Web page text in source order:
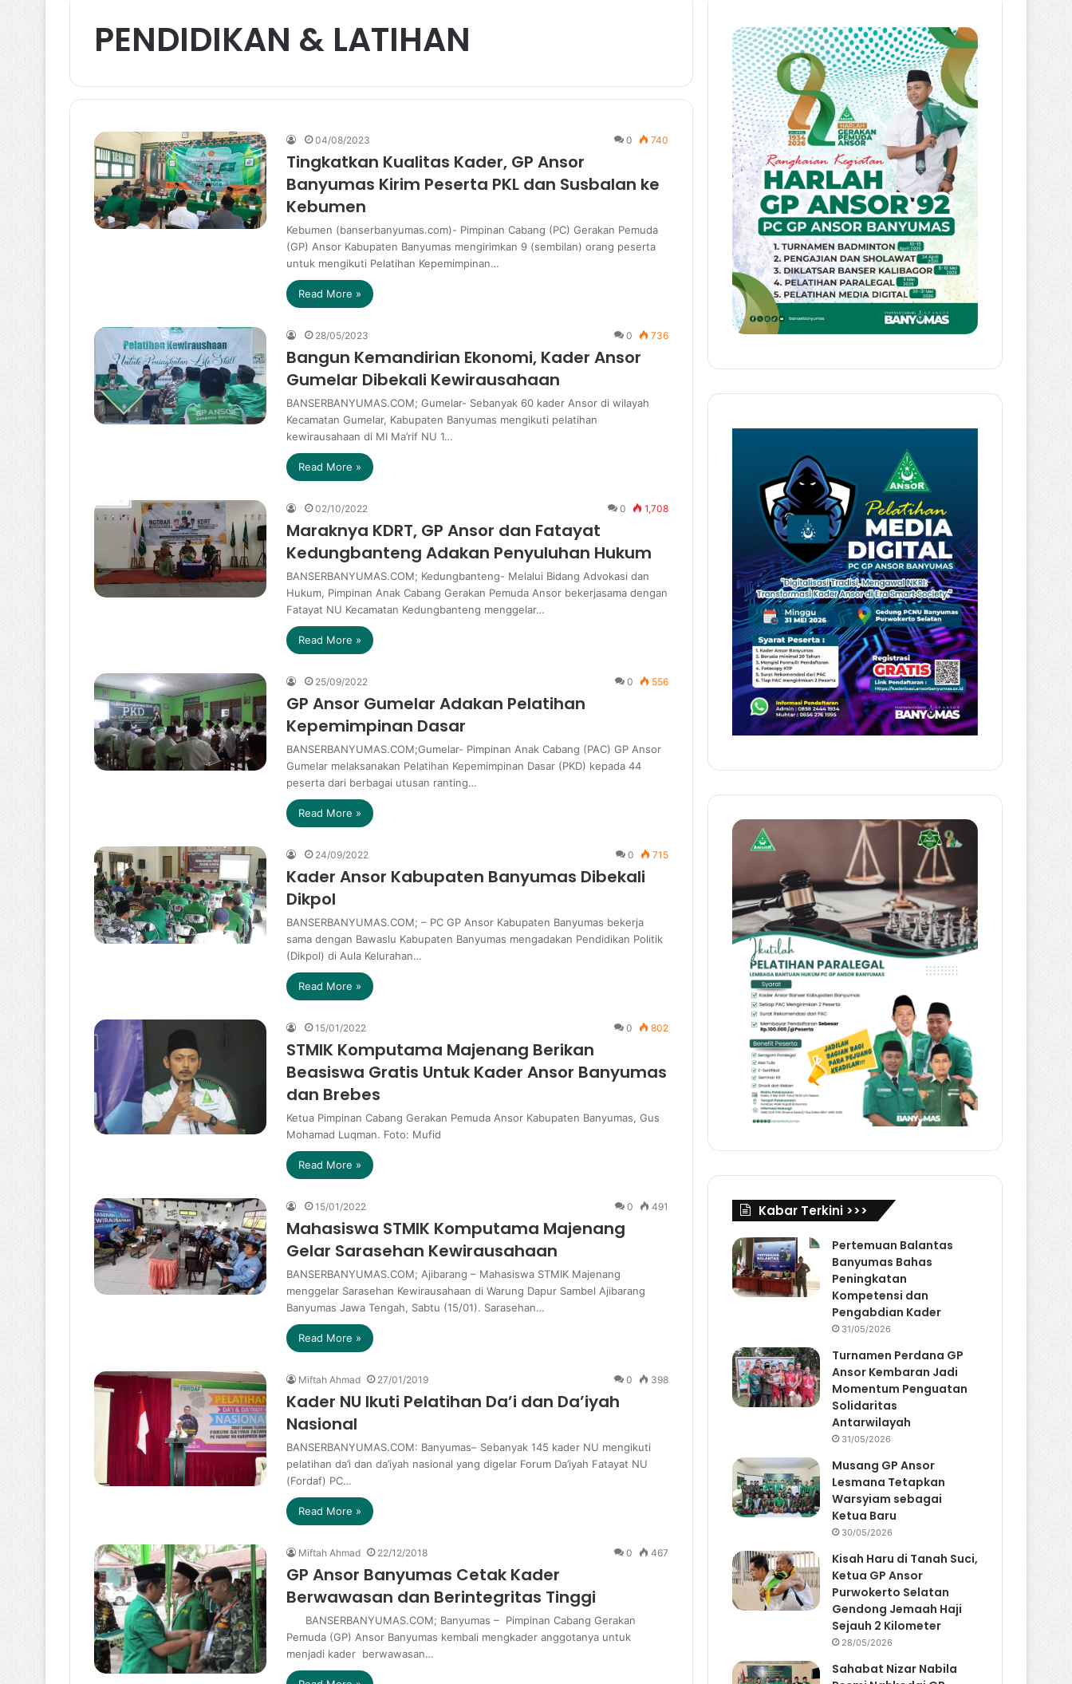
PENDIDIKAN & LATIHAN
04/08/2023 0 740
Tingkatkan Kualitas Kader, GP Ansor
Banyumas Kirim Peserta PKL dan Susbalan ke
Kebumen
Kebumen (banserbanyumas.com)- Pimpinan Cabang (PC) Gerakan Pemuda
(GP) Ansor Kabupaten Banyumas mengirimkan 9 (sembilan) orang peserta
untuk mengikuti Pelatihan Kepemimpinan…
Read More »
28/05/2023 0 736
Bangun Kemandirian Ekonomi, Kader Ansor
Gumelar Dibekali Kewirausahaan
BANSERBANYUMAS.COM; Gumelar- Sebanyak 60 kader Ansor di wilayah
Kecamatan Gumelar, Kabupaten Banyumas mengikuti pelatihan
kewirausahaan di MI Ma’rif NU 1…
Read More »
02/10/2022 0 1,708
Maraknya KDRT, GP Ansor dan Fatayat
Kedungbanteng Adakan Penyuluhan Hukum
BANSERBANYUMAS.COM; Kedungbanteng- Melalui Bidang Advokasi dan
Hukum, Pimpinan Anak Cabang Gerakan Pemuda Ansor bekerjasama dengan
Fatayat NU Kecamatan Kedungbanteng menggelar…
Read More »
25/09/2022 0 556
GP Ansor Gumelar Adakan Pelatihan
Kepemimpinan Dasar
BANSERBANYUMAS.COM;Gumelar- Pimpinan Anak Cabang (PAC) GP Ansor
Gumelar melaksanakan Pelatihan Kepemimpinan Dasar (PKD) kepada 44
peserta dari berbagai utusan ranting…
Read More »
24/09/2022 0 715
Kader Ansor Kabupaten Banyumas Dibekali
Dikpol
BANSERBANYUMAS.COM; – PC GP Ansor Kabupaten Banyumas bekerja
sama dengan Bawaslu Kabupaten Banyumas mengadakan Pendidikan Politik
(Dikpol) di Aula Kelurahan…
Read More »
15/01/2022 0 802
STMIK Komputama Majenang Berikan
Beasiswa Gratis Untuk Kader Ansor Banyumas
dan Brebes
Ketua Pimpinan Cabang Gerakan Pemuda Ansor Kabupaten Banyumas, Gus
Mohamad Luqman. Foto: Mufid
Read More »
15/01/2022 0 491
Mahasiswa STMIK Komputama Majenang
Gelar Sarasehan Kewirausahaan
BANSERBANYUMAS.COM; Ajibarang – Mahasiswa STMIK Majenang
menggelar Sarasehan Kewirausahaan di Warung Dapur Sambel Ajibarang
Banyumas Jawa Tengah, Sabtu (15/01). Sarasehan…
Read More »
Miftah Ahmad 27/01/2019 0 398
Kader NU Ikuti Pelatihan Da’i dan Da’iyah
Nasional
BANSERBANYUMAS.COM: Banyumas– Sebanyak 145 kader NU mengikuti
pelatihan da’i dan da’iyah nasional yang digelar Forum Da’iyah Fatayat NU
(Fordaf) PC…
Read More »
Miftah Ahmad 22/12/2018 0 467
GP Ansor Banyumas Cetak Kader
Berwawasan dan Berintegritas Tinggi
BANSERBANYUMAS.COM; Banyumas – Pimpinan Cabang Gerakan
Pemuda (GP) Ansor Banyumas kembali mengkader anggotanya untuk
menjadi kader berwawasan…
Kabar Terkini >>>
Pertemuan Balantas
Banyumas Bahas
Peningkatan
Kompetensi dan
Pengabdian Kader
31/05/2026
Turnamen Perdana GP
Ansor Kembaran Jadi
Momentum Penguatan
Solidaritas
Antarwilayah
31/05/2026
Musang GP Ansor
Lesmana Tetapkan
Warsyiam sebagai
Ketua Baru
30/05/2026
Kisah Haru di Tanah Suci,
Ketua GP Ansor
Purwokerto Selatan
Gendong Jemaah Haji
Sejauh 2 Kilometer
28/05/2026
Sahabat Nizar Nabila